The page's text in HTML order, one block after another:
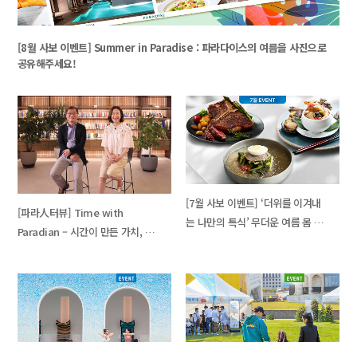
[8월 사보 이벤트] Summer in Paradise : 파라다이스의 여름을 사진으로
공유해주세요!
[파라人터뷰] Time with
Paradian – 시간이 만든 가치, 파
[7월 사보 이벤트] ‘더위를 이겨내
는 나만의 특식’ 무더운 여름 몸 건